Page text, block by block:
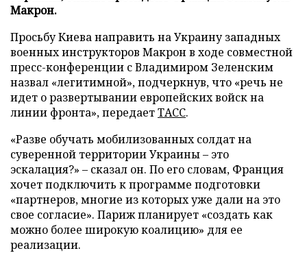
Макрон.
Просьбу Киева направить на Украину западных
военных инструкторов Макрон в ходе совместной
пресс-конференции с Владимиром Зеленским
назвал «легитимной», подчеркнув, что «речь не
идет о развертывании европейских войск на
линии фронта», передаетТАСС.
«Разве обучать мобилизованных солдат на
суверенной территории Украины – это
эскалация?» – сказал он. По его словам, Франция
хочет подключить к программе подготовки
«партнеров, многие из которых уже дали на это
свое согласие». Париж планирует «создать как
можно более широкую коалицию» для ее
реализации.